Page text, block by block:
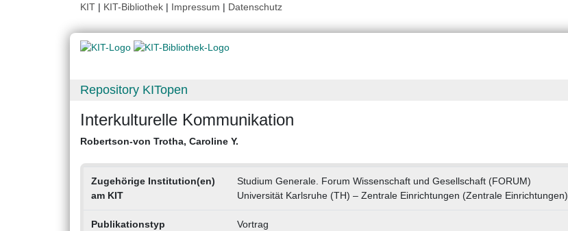
KIT | KIT-Bibliothek | Impressum | Datenschutz
Repository KITopen
Interkulturelle Kommunikation
Robertson-von Trotha, Caroline Y.
Zugehörige Institution(en)
am KIT
Studium Generale. Forum Wissenschaft und Gesellschaft (FORUM)
Universität Karlsruhe (TH) – Zentrale Einrichtungen (Zentrale Einrichtungen)
Publikationstyp Vortrag